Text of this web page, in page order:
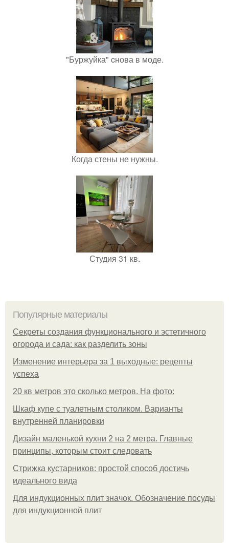
"Буржуйка" cнова в моде.
Когда стены не нужны.
Студия 31 кв.
Популярные материалы
Секреты создания функционального и эстетичного
огорода и сада: как разделить зоны
Изменение интерьера за 1 выходные: рецепты
успеха
20 кв метров это сколько метров. На фото:
Шкаф купе с туалетным столиком. Варианты
внутренней планировки
Дизайн маленькой кухни 2 на 2 метра. Главные
принципы, которым стоит следовать
Стрижка кустарников: простой способ достичь
идеального вида
Для индукционных плит значок. Обозначение посуды
для индукционной плит